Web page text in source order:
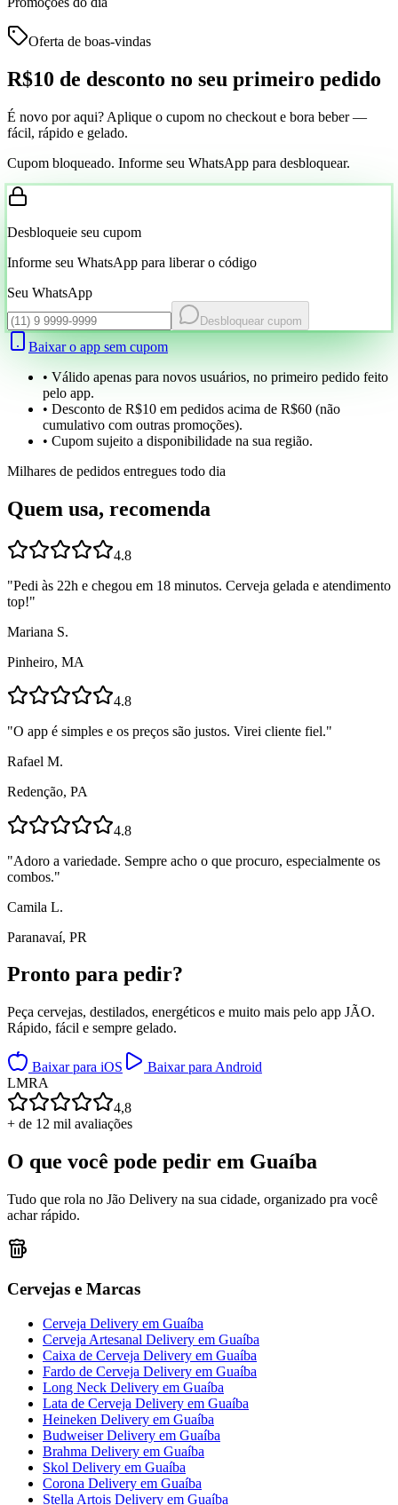
Oferta de boas-vindas
R$10 de desconto no seu primeiro pedido
É novo por aqui? Aplique o cupom no checkout e bora beber —
fácil, rápido e gelado.
Cupom bloqueado. Informe seu WhatsApp para desbloquear.
Desbloqueie seu cupom
Informe seu WhatsApp para liberar o código
Seu WhatsApp
Desbloquear cupom
Baixar o app sem cupom
• Válido apenas para novos usuários, no primeiro pedido feito
pelo app.
• Desconto de R$10 em pedidos acima de R$60 (não
cumulativo com outras promoções).
• Cupom sujeito a disponibilidade na sua região.
Milhares de pedidos entregues todo dia
Quem usa, recomenda
4.8
"Pedi às 22h e chegou em 18 minutos. Cerveja gelada e atendimento
top!"
Mariana S.
Pinheiro, MA
4.8
"O app é simples e os preços são justos. Virei cliente fiel."
Rafael M.
Redenção, PA
4.8
"Adoro a variedade. Sempre acho o que procuro, especialmente os
combos."
Camila L.
Paranavaí, PR
Pronto para pedir?
Peça cervejas, destilados, energéticos e muito mais pelo app JÃO.
Rápido, fácil e sempre gelado.
Baixar para iOS
Baixar para Android
LMRA
4,8
+ de 12 mil avaliações
O que você pode pedir em Guaíba
Tudo que rola no Jão Delivery na sua cidade, organizado pra você
achar rápido.
Cervejas e Marcas
Cerveja Delivery em Guaíba
Cerveja Artesanal Delivery em Guaíba
Caixa de Cerveja Delivery em Guaíba
Fardo de Cerveja Delivery em Guaíba
Long Neck Delivery em Guaíba
Lata de Cerveja Delivery em Guaíba
Heineken Delivery em Guaíba
Budweiser Delivery em Guaíba
Brahma Delivery em Guaíba
Skol Delivery em Guaíba
Corona Delivery em Guaíba
Stella Artois Delivery em Guaíba